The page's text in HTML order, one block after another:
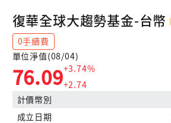
復華全球大趨勢基金-台幣
0手續費
單位淨值(08/04)
76.09+3.74%
+2.74
計價幣別
成立日期